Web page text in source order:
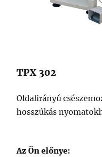
TPX 302
Oldalirányú
hosszúkás
Az Ön előnye: